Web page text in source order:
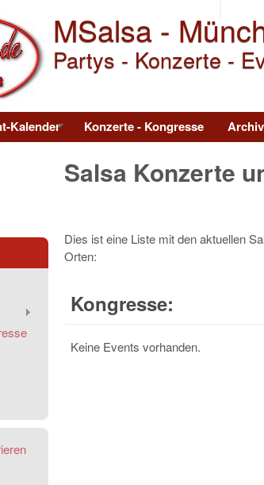
MSalsa -
Partys - Konzerte -
Kalender Konzerte - Kongresse Archiv
Salsa Konzerte
Dies ist eine Liste mit den aktuellen
Orten:
Kongresse:
Keine Events vorhanden.